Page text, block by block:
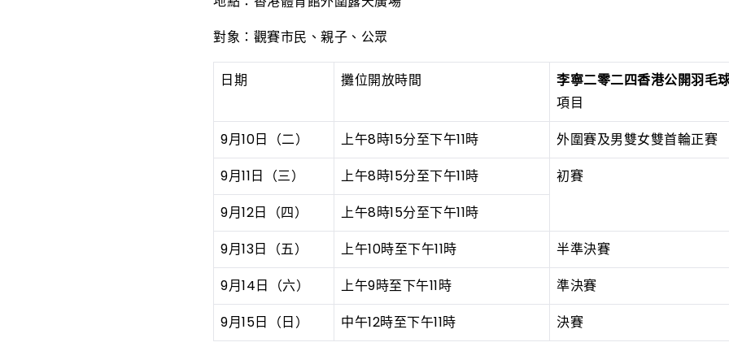
對象：觀賽市民、親子、公眾
日期 攤位開放時間 李寧二零二四香港公開羽毛
項目
9月10日（二）
上午8時15分至下午11時
外圍賽及男雙女雙首輪正賽
9月11日（三）
上午8時15分至下午11時
初賽
9月12日（四）
上午8時15分至下午11時
9月13日（五）
上午10時至下午11時
半準決賽
9月14日（六）
上午9時至下午11時
準決賽
9月15日（日）
中午12時至下午11時 決賽